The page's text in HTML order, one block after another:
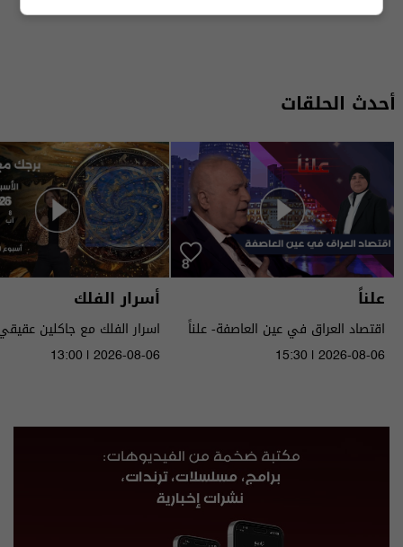
أحدث الحلقات
علناً
اقتصاد العراق في عين العاصفة- علناً
م٥ - الحلقة ٨ | الموسم ٥
15:30 | 2026-08-06
أسرار الفلك
الى ١٤ آب ٢٠٢٦ | 2026
13:00 | 2026-08-06